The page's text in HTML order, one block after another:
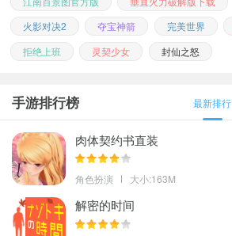
火影对决2
夺宝神箭 完美世界
拒绝上班
灵契少女 封仙之怒
手游排行榜 最新排行
肉体契约书直装
角色扮演 大小:163M
解密的时间